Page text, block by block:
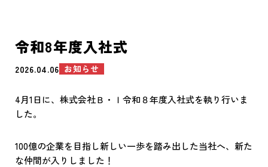
令和8年度入社式
2026.04.06 お知らせ
4月1日に、株式会社Ｂ・Ｉ令和８年度入社式を執り行いま
した。
100億の企業を目指し新しい一歩を踏み出した当社へ、新た
な仲間が入りしました！